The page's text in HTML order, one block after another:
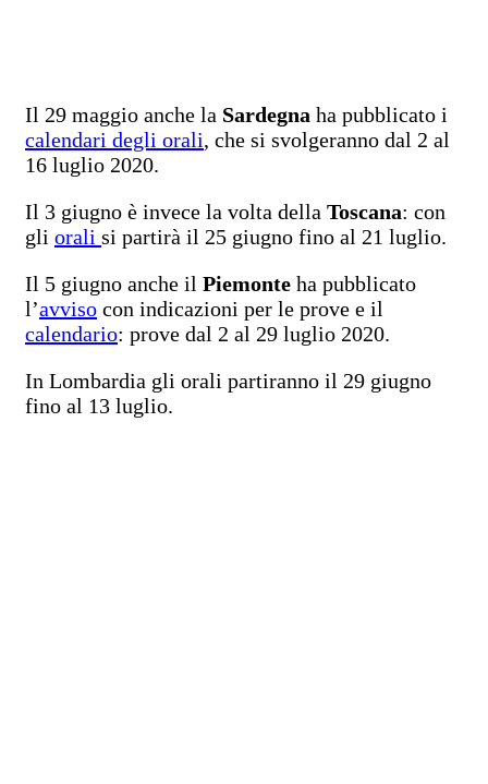
Il 29 maggio anche la Sardegna ha pubblicato i
calendari degli orali, che si svolgeranno dal 2 al
16 luglio 2020.
Il 3 giugno è invece la volta della Toscana: con
gli orali si partirà il 25 giugno fino al 21 luglio.
Il 5 giugno anche il Piemonte ha pubblicato
l’avviso con indicazioni per le prove e il
calendario: prove dal 2 al 29 luglio 2020.
In Lombardia gli orali partiranno il 29 giugno
fino al 13 luglio.